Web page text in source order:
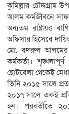
কুমিল্লার চৌদ্দগ্রাম
আলম কর্মজীবনে
অন্যতম রাষ্ট্রায়ত্ত
অফিসার হিসেবে
মো. বদরুল আলমের
কর্মকর্তা।
ছোটবেলা থেকেই
তিনি ২০১৫ সালে
২০১৭ সালে একই
হন। পরবর্তীতে